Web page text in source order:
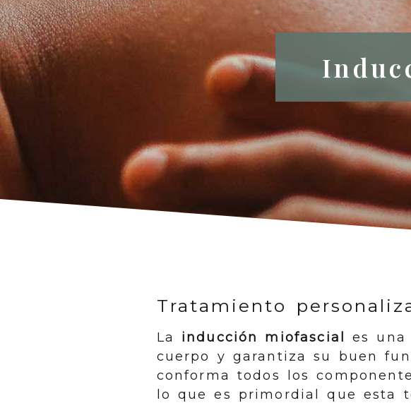
Tratamiento
La inducción miofascial
es
cuerpo y garantiza su buen
conforma todos los
lo que es primordial que esta